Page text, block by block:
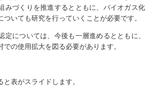
みづくりを推進するとともに、バイオガス化
いても研究を行っていくことが必要です。
については、今後も一層進めるとともに、
での使用拡大を図る必要があります。
表がスライドします。